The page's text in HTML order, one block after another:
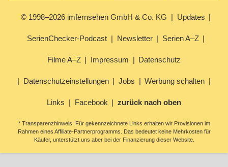
© 1998–2026 imfernsehen GmbH & Co. KG Updates
SerienChecker-Podcast Newsletter Serien A–Z
Filme A–Z Impressum Datenschutz
Datenschutzeinstellungen Jobs Werbung schalten
Links Facebook zurück nach oben
* Transparenzhinweis: Für gekennzeichnete Links erhalten wir Provisionen im
Rahmen eines Affiliate-Partnerprogramms. Das bedeutet keine Mehrkosten für
Käufer, unterstützt uns aber bei der Finanzierung dieser Website.